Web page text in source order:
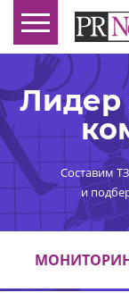
Лидер
Составим
и